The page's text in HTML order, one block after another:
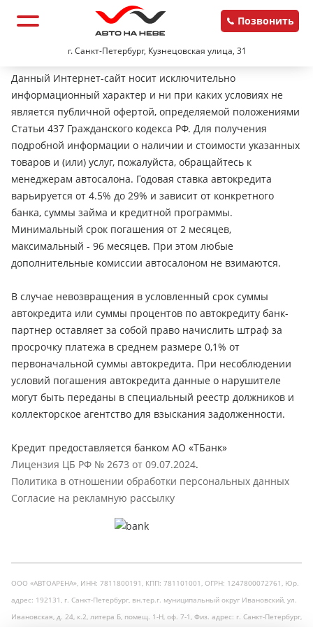
г. Санкт-Петербург, Кузнецовская улица, 31
Позвонить
Данный Интернет-сайт носит исключительно
информационный характер и ни при каких условиях не
является публичной офертой, определяемой положениями
Статьи 437 Гражданского кодекса РФ. Для получения
подробной информации о наличии и стоимости указанных
товаров и (или) услуг, пожалуйста, обращайтесь к
менеджерам автосалона. Годовая ставка автокредита
варьируется от 4.5% до 29% и зависит от конкретного
банка, суммы займа и кредитной программы.
Минимальный срок погашения от 2 месяцев,
максимальный - 96 месяцев. При этом любые
дополнительные комиссии автосалоном не взимаются.
В случае невозвращения в условленный срок суммы
автокредита или суммы процентов по автокредиту банк-
партнер оставляет за собой право начислить штраф за
просрочку платежа в среднем размере 0,1% от
первоначальной суммы автокредита. При несоблюдении
условий погашения автокредита данные о нарушителе
могут быть переданы в специальный реестр должников и
коллекторское агентство для взыскания задолженности.
Кредит предоставляется банком АО «ТБанк»
Лицензия ЦБ РФ № 2673 от 09.07.2024.
Политика в отношении обработки персональных данных
Согласие на рекламную рассылку
ООО «АВТОАРЕНА», ИНН: 7811800191, КПП: 781101001, ОГРН: 1247800072761, Юр.
адрес: 192131, г. Санкт-Петербург, вн.тер.г. муниципальный округ Ивановский, ул.
Ивановская, д. 24, к.2, литера Б, помещ. 1-Н, оф. 7-1, Физ. адрес: г. Санкт-Петербург,